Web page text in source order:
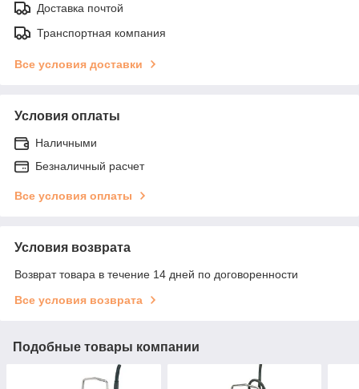
Доставка почтой
Транспортная компания
Все условия доставки
Условия оплаты
Наличными
Безналичный расчет
Все условия оплаты
Условия возврата
Возврат товара в течение 14 дней по договоренности
Все условия возврата
Подобные товары компании